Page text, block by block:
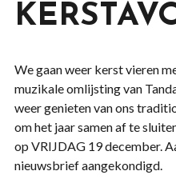
We gaan weer kerst vieren
muzikale omlijsting van
weer genieten van ons
om het jaar samen af te
op VRIJDAG 19 december.
nieuwsbrief aangekondigd.